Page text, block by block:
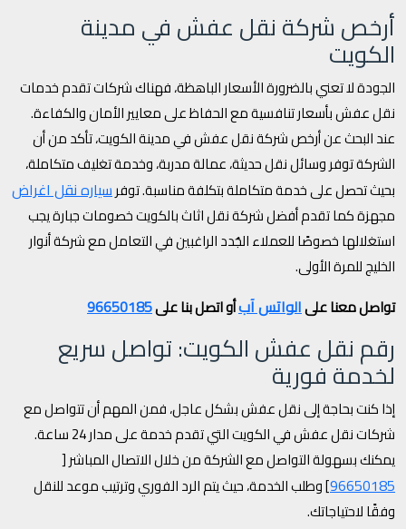
أرخص شركة نقل عفش في مدينة
الكويت
الجودة لا تعني بالضرورة الأسعار الباهظة، فهناك شركات تقدم خدمات
نقل عفش بأسعار تنافسية مع الحفاظ على معايير الأمان والكفاءة.
عند البحث عن أرخص شركة نقل عفش في مدينة الكويت، تأكد من أن
الشركة توفر وسائل نقل حديثة، عمالة مدربة، وخدمة تغليف متكاملة،
بحيث تحصل على خدمة متكاملة بتكلفة مناسبة. توفرسياره نقل اغراض
مجهزة كما تقدم أفضل شركة نقل اثاث بالكويت خصومات جبارة يجب
استغلالها خصوصًا للعملاء الجُدد الراغبين في التعامل مع شركة أنوار
الخليج للمرة الأولى.
تواصل معنا علىالواتس آبأو اتصل بنا على96650185
رقم نقل عفش الكويت: تواصل سريع
لخدمة فورية
إذا كنت بحاجة إلى نقل عفش بشكل عاجل، فمن المهم أن تتواصل مع
شركات نقل عفش في الكويت التي تقدم خدمة على مدار 24 ساعة.
يمكنك بسهولة التواصل مع الشركة من خلال الاتصال المباشر [
96650185] وطلب الخدمة، حيث يتم الرد الفوري وترتيب موعد للنقل
وفقًا لاحتياجاتك.